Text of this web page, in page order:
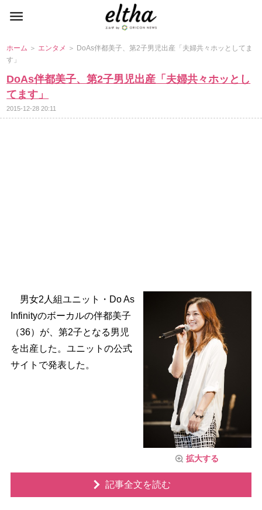
ホーム ＞ エンタメ ＞ DoAs伴都美子、第2子男児出産「夫婦共々ホッとしてま
す」
DoAs伴都美子、第2子男児出産「夫婦共々ホッとし
てます」
2015-12-28 20:11
拡大する
男女2人組ユニット・Do As
Infinityのボーカルの伴都美子
（36）が、第2子となる男児
を出産した。ユニットの公式
サイトで発表した。
記事全文を読む